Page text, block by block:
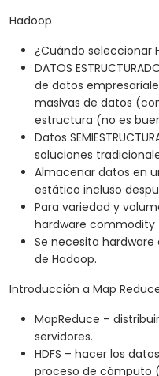
Hadoop
¿Cuándo seleccionar
DATOS
de datos
masivas de datos
estructura (no es
Datos
soluciones
Almacenar datos en
estático incluso
Para variedad y
hardware commodity
Se necesita
de Hadoop.
Introducción a Map
MapReduce –
servidores.
HDFS – hacer los
proceso de cómputo